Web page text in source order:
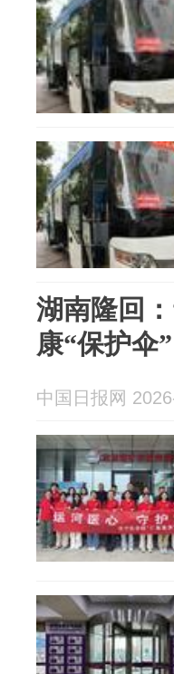
湖南隆回
康“保护伞”
中国日报网